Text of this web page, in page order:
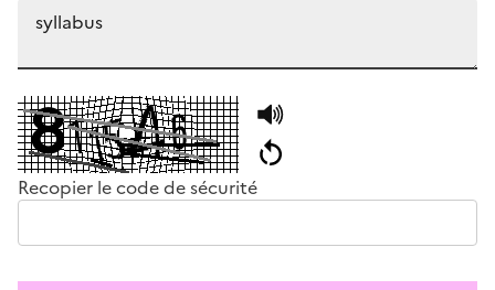
Recopier le code de sécurité